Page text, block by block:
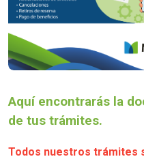
Aquí encontrarás la
de tus trámites.
Todos nuestros trámites